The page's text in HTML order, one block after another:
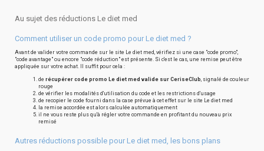
Au sujet des réductions Le diet med
Comment utiliser un code promo pour Le diet med ?
Avant de valider votre commande sur le site Le diet med, vérifiez si une case "code promo",
"code avantage" ou encore "code réduction" est présente. Si c'est le cas, une remise peut être
appliquée sur votre achat. Il suffit pour cela :
de récupérer code promo Le diet med valide sur CeriseClub, signalé de couleur
rouge
de vérifier les modalités d'utilisation du code et les restrictions d'usage
de recopier le code fourni dans la case prévue à cet effet sur le site Le diet med
la remise accordée est alors calculée automatiquement
il ne vous reste plus qu'à régler votre commande en profitant du nouveau prix
remisé
Autres réductions possible pour Le diet med, les bons plans